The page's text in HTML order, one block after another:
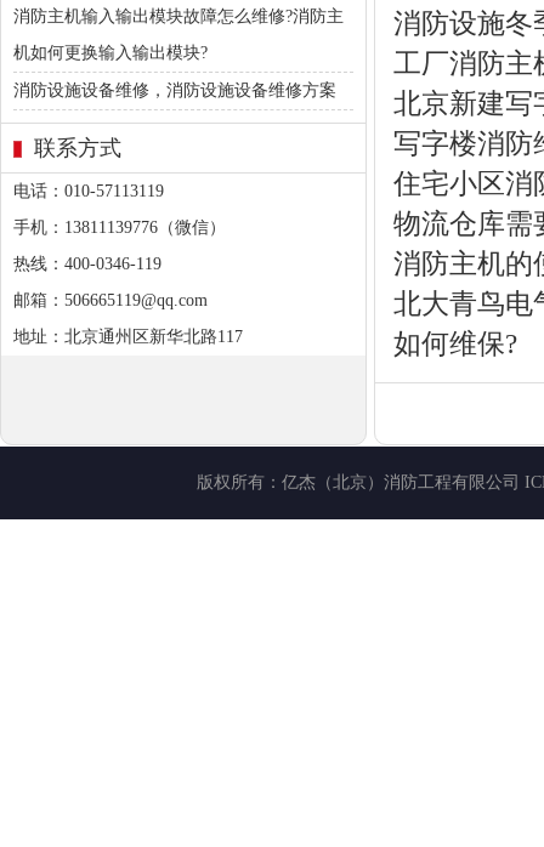
消防主机输入输出模块故障怎么维修?消防主
机如何更换输入输出模块?
消防设施设备维修，消防设施设备维修方案
联系方式
电话：010-57113119
手机：13811139776（微信）
热线：400-0346-119
邮箱：506665119@qq.com
地址：北京通州区新华北路117
消防设施冬
工厂消防主
北京新建写
写字楼消防
住宅小区消
物流仓库需
消防主机的
北大青鸟电
如何维保?
版权所有： 亿杰（北京）消防工程有限公司